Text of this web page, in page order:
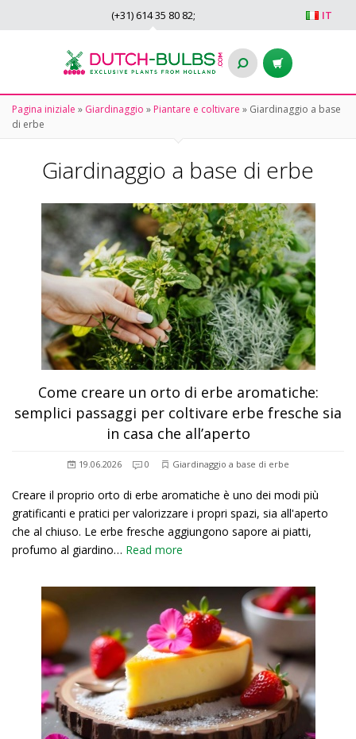
IT
(+31) 614 35 80 82;
Pagina iniziale » Giardinaggio » Piantare e coltivare » Giardinaggio a base
di erbe
Giardinaggio a base di erbe
Come creare un orto di erbe aromatiche:
semplici passaggi per coltivare erbe fresche sia
in casa che all’aperto
19.06.2026 0 Giardinaggio a base di erbe
Creare il proprio orto di erbe aromatiche è uno dei modi più
gratificanti e pratici per valorizzare i propri spazi, sia all'aperto
che al chiuso. Le erbe fresche aggiungono sapore ai piatti,
profumo al giardino… Read more